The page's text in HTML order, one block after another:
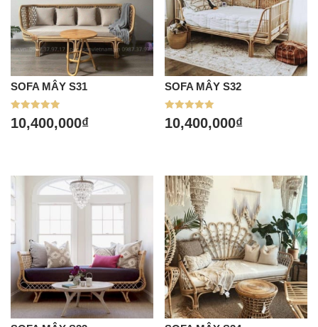
SOFA MÂY S31
Được xếp
hạng
10,400,000₫
SOFA MÂY S32
Được xếp
hạng
10,400,000₫